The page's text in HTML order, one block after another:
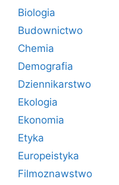
Biologia
Budownictwo
Chemia
Demografia
Dziennikarstwo
Ekologia
Ekonomia
Etyka
Europeistyka
Filmoznawstwo